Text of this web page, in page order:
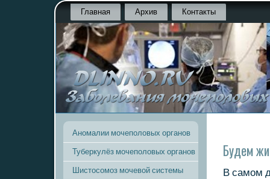
Главная Архив Контакты
Аномалии мочеполовых органов
Туберкулёз мочеполовых органов
Шистосомоз мочевой системы
Будем
В самом